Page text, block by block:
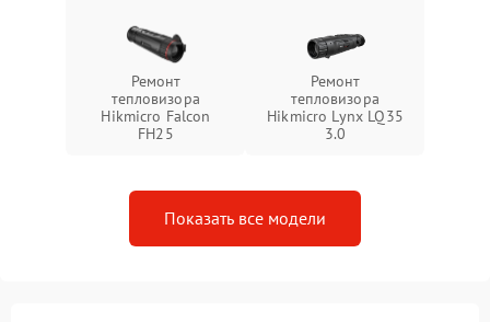
Ремонт
тепловизора
Hikmicro Falcon
FH25
Ремонт
тепловизора
Hikmicro Lynx LQ35
3.0
Показать все модели